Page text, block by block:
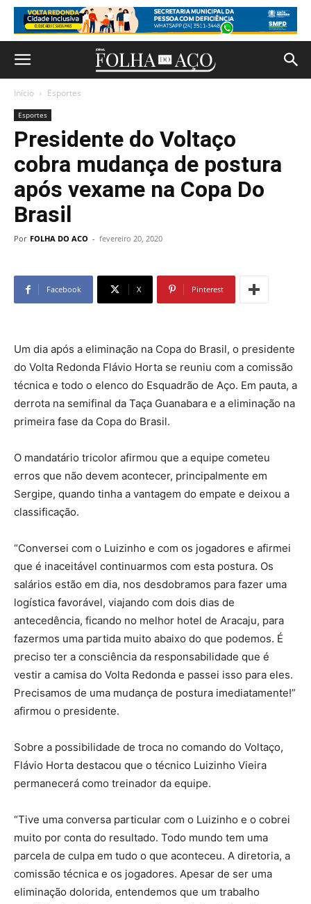
Início Esportes
Esportes
Presidente do Voltaço
cobra mudança de postura
após vexame na Copa Do
Brasil
Por FOLHA DO ACO - fevereiro 20, 2020
Facebook X Pinterest
Um dia após a eliminação na Copa do Brasil, o presidente
do Volta Redonda Flávio Horta se reuniu com a comissão
técnica e todo o elenco do Esquadrão de Aço. Em pauta, a
derrota na semifinal da Taça Guanabara e a eliminação na
primeira fase da Copa do Brasil.
O mandatário tricolor afirmou que a equipe cometeu
erros que não devem acontecer, principalmente em
Sergipe, quando tinha a vantagem do empate e deixou a
classificação.
“Conversei com o Luizinho e com os jogadores e afirmei
que é inaceitável continuarmos com esta postura. Os
salários estão em dia, nos desdobramos para fazer uma
logística favorável, viajando com dois dias de
antecedência, ficando no melhor hotel de Aracaju, para
fazermos uma partida muito abaixo do que podemos. É
preciso ter a consciência da responsabilidade que é
vestir a camisa do Volta Redonda e passei isso para eles.
Precisamos de uma mudança de postura imediatamente!”
afirmou o presidente.
Sobre a possibilidade de troca no comando do Voltaço,
Flávio Horta destacou que o técnico Luizinho Vieira
permanecerá como treinador da equipe.
“Tive uma conversa particular com o Luizinho e o cobrei
muito por conta do resultado. Todo mundo tem uma
parcela de culpa em tudo o que aconteceu. A diretoria, a
comissão técnica e os jogadores. Apesar de ser uma
eliminação dolorida, entendemos que um trabalho